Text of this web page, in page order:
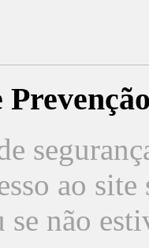
ao
se não